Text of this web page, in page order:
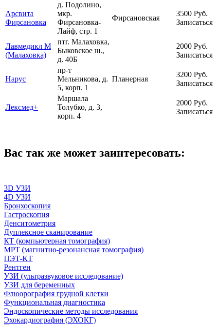
Арсвита
Фирсановка
д. Подолино,
мкр.
Фирсановка-
Лайф, стр. 1
Фирсановская
3500 Руб.
Записаться
Лавмедикл М
(Малаховка)
птг. Малаховка,
Быковское ш.,
д. 40Б
2000 Руб.
Записаться
Нарус
пр-т
Мельникова, д.
5, корп. 1
Планерная
3200 Руб.
Записаться
Лексмед+
Маршала
Толубко, д. 3,
корп. 4
2000 Руб.
Записаться
Вас так же может заинтересовать:
3D УЗИ
4D УЗИ
Бронхоскопия
Гастроскопия
Денситометрия
Дуплексное сканирование
КТ (компьютерная томография)
МРТ (магнитно-резонансная томография)
ПЭТ-КТ
Рентген
УЗИ (ультразвуковое исследование)
УЗИ для беременных
Флюорография грудной клетки
Функциональная диагностика
Эндоскопические методы исследования
Эхокардиография (ЭХОКГ)